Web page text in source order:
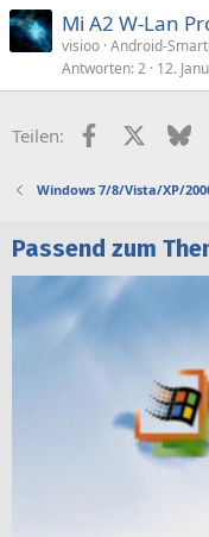
Mi A2 W-Lan
visioo Android-
Antworten 2 12.
Teilen: Facebook
X
Windows 7/8/Vista/XP/
Passend zum